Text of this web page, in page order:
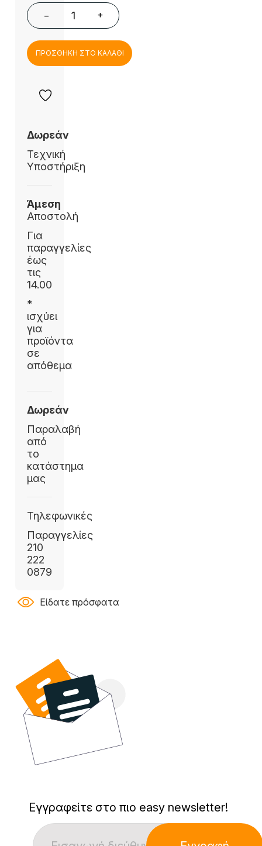
− +
ΠΡΟΣΘΗΚΗ ΣΤΟ ΚΑΛΑΘΙ
Δωρεάν
Τεχνική
Υποστήριξη
Άμεση
Αποστολή
Για
παραγγελίες
έως
τις
14.00
*
ισχύει
για
προϊόντα
σε
απόθεμα
Δωρεάν
Παραλαβή
από
το
κατάστημα
μας
Τηλεφωνικές
Παραγγελίες
210
222
0879
Είδατε πρόσφατα
Εγγραφείτε στο πιο easy newsletter!